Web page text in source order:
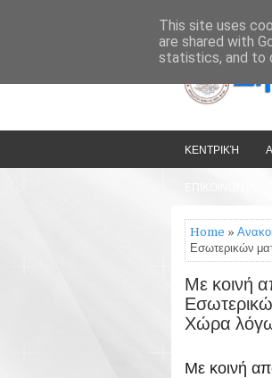
HOME
ΚΕΝΤΡΙΚΉ
Home »
Εσωτερικών
Με κοινή
Χώρα
Με κοινή
This site uses
are shared with
statistics, and to